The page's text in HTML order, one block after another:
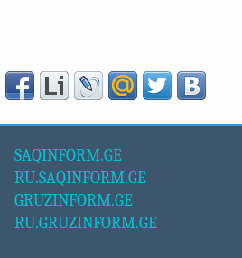
SAQINFORM.GE
RU.SAQINFORM.GE
GRUZINFORM.GE
RU.GRUZINFORM.GE